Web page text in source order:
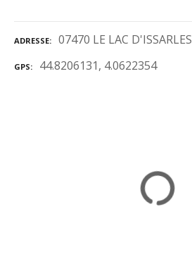
ADRESSE 07470 LE LAC D'ISSARLES
GPS 44.8206131, 4.0622354